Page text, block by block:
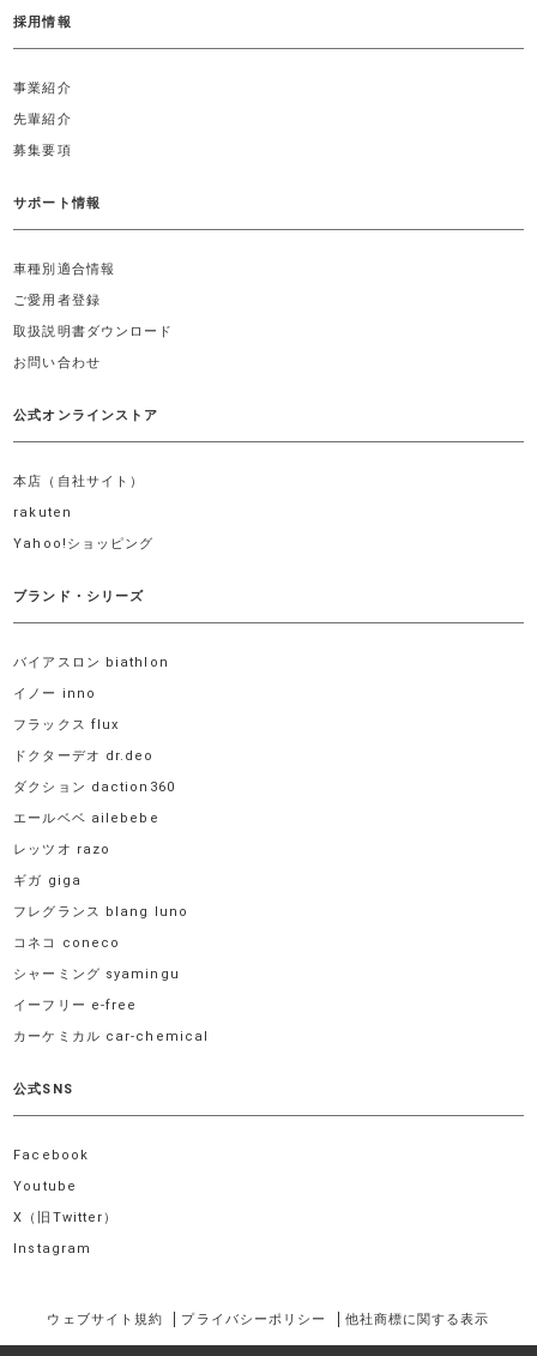
採用情報
事業紹介
先輩紹介
募集要項
サポート情報
車種別適合情報
ご愛用者登録
取扱説明書ダウンロード
お問い合わせ
公式オンラインストア
本店（自社サイト）
rakuten
Yahoo!ショッピング
ブランド・シリーズ
バイアスロン biathlon
イノー inno
フラックス flux
ドクターデオ dr.deo
ダクション daction360
エールベベ ailebebe
レッツオ razo
ギガ giga
フレグランス blang luno
コネコ coneco
シャーミング syamingu
イーフリー e-free
カーケミカル car-chemical
公式SNS
Facebook
Youtube
X（旧Twitter）
Instagram
ウェブサイト規約 プライバシーポリシー 他社商標に関する表示